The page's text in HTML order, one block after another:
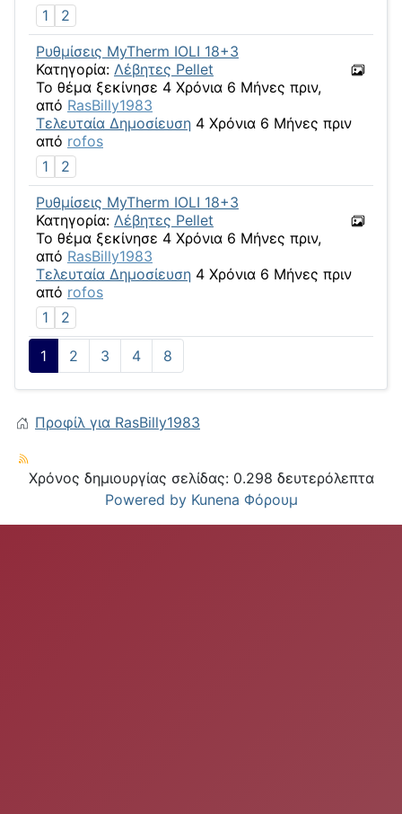
1
2
Ρυθμίσεις MyTherm IOLI 18+3
Κατηγορία: Λέβητες Pellet
Το θέμα ξεκίνησε 4 Χρόνια 6 Μήνες πριν,
από RasBilly1983
Τελευταία Δημοσίευση 4 Χρόνια 6 Μήνες πριν
από rofos
1
2
Ρυθμίσεις MyTherm IOLI 18+3
Κατηγορία: Λέβητες Pellet
Το θέμα ξεκίνησε 4 Χρόνια 6 Μήνες πριν,
από RasBilly1983
Τελευταία Δημοσίευση 4 Χρόνια 6 Μήνες πριν
από rofos
1
2
1 2 3 4 8
Προφίλ για RasBilly1983
Χρόνος δημιουργίας σελίδας: 0.298 δευτερόλεπτα
Powered by Kunena Φόρουμ